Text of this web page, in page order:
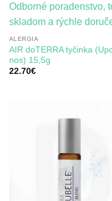
ALERGIA
AIR doTERRA tyčinka
nos) 15,5g
22.70€